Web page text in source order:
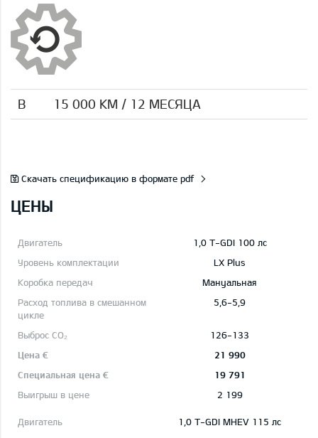
B 15 000 КМ / 12 МЕСЯЦА
Скачать спецификацию в формате pdf
ЦЕНЫ
1,0 T-GDI 100 лс
LX Plus
Mануальная
5,6-5,9
126-133
21 990
19 791
2 199
1,0 T-GDI MHEV 115 лс